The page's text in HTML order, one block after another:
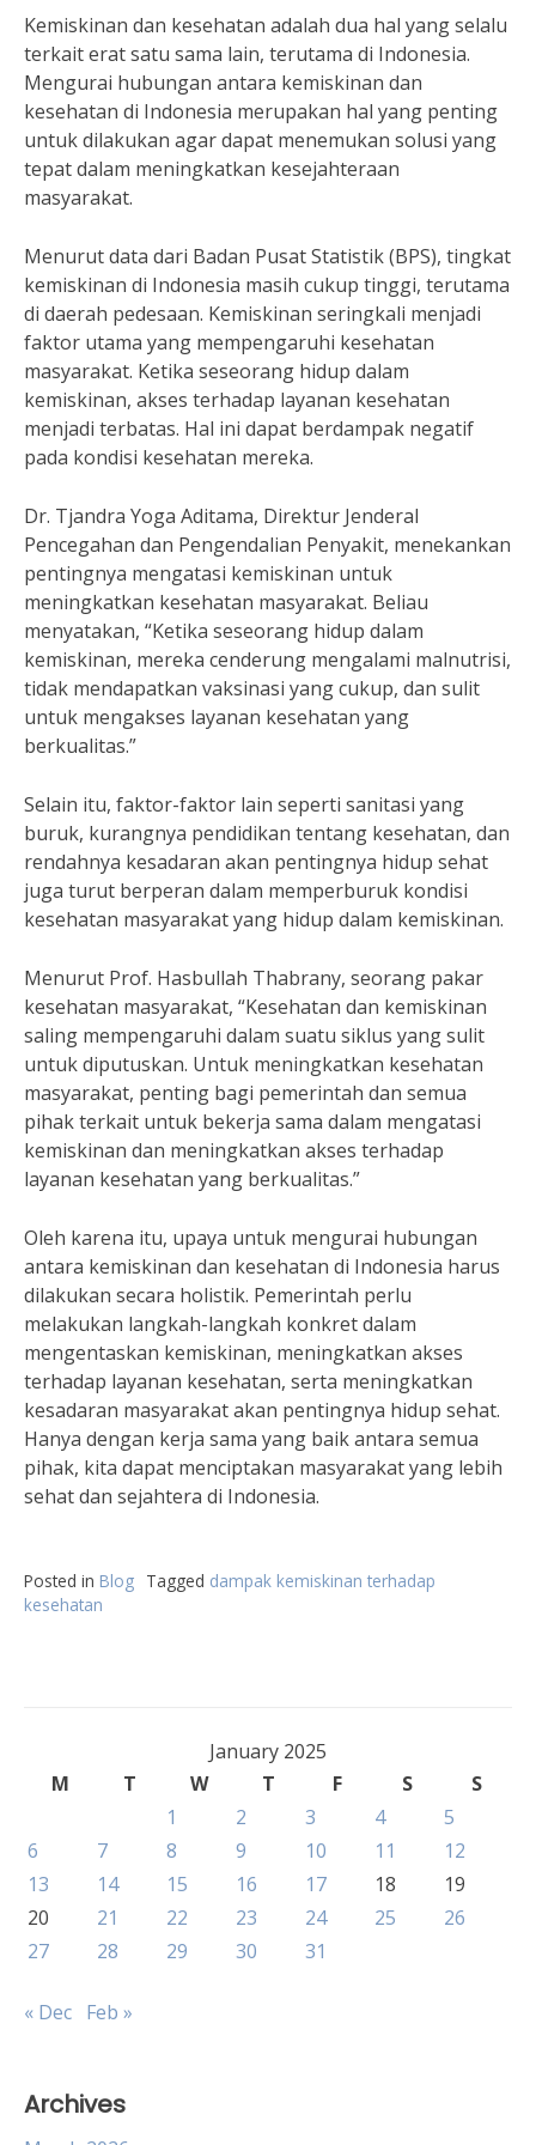
Kemiskinan dan kesehatan adalah dua hal yang selalu
terkait erat satu sama lain, terutama di Indonesia.
Mengurai hubungan antara kemiskinan dan
kesehatan di Indonesia merupakan hal yang penting
untuk dilakukan agar dapat menemukan solusi yang
tepat dalam meningkatkan kesejahteraan
masyarakat.
Menurut data dari Badan Pusat Statistik (BPS), tingkat
kemiskinan di Indonesia masih cukup tinggi, terutama
di daerah pedesaan. Kemiskinan seringkali menjadi
faktor utama yang mempengaruhi kesehatan
masyarakat. Ketika seseorang hidup dalam
kemiskinan, akses terhadap layanan kesehatan
menjadi terbatas. Hal ini dapat berdampak negatif
pada kondisi kesehatan mereka.
Dr. Tjandra Yoga Aditama, Direktur Jenderal
Pencegahan dan Pengendalian Penyakit, menekankan
pentingnya mengatasi kemiskinan untuk
meningkatkan kesehatan masyarakat. Beliau
menyatakan, “Ketika seseorang hidup dalam
kemiskinan, mereka cenderung mengalami malnutrisi,
tidak mendapatkan vaksinasi yang cukup, dan sulit
untuk mengakses layanan kesehatan yang
berkualitas.”
Selain itu, faktor-faktor lain seperti sanitasi yang
buruk, kurangnya pendidikan tentang kesehatan, dan
rendahnya kesadaran akan pentingnya hidup sehat
juga turut berperan dalam memperburuk kondisi
kesehatan masyarakat yang hidup dalam kemiskinan.
Menurut Prof. Hasbullah Thabrany, seorang pakar
kesehatan masyarakat, “Kesehatan dan kemiskinan
saling mempengaruhi dalam suatu siklus yang sulit
untuk diputuskan. Untuk meningkatkan kesehatan
masyarakat, penting bagi pemerintah dan semua
pihak terkait untuk bekerja sama dalam mengatasi
kemiskinan dan meningkatkan akses terhadap
layanan kesehatan yang berkualitas.”
Oleh karena itu, upaya untuk mengurai hubungan
antara kemiskinan dan kesehatan di Indonesia harus
dilakukan secara holistik. Pemerintah perlu
melakukan langkah-langkah konkret dalam
mengentaskan kemiskinan, meningkatkan akses
terhadap layanan kesehatan, serta meningkatkan
kesadaran masyarakat akan pentingnya hidup sehat.
Hanya dengan kerja sama yang baik antara semua
pihak, kita dapat menciptakan masyarakat yang lebih
sehat dan sejahtera di Indonesia.
Posted in Blog Tagged dampak kemiskinan terhadap
kesehatan
January 2025
M
T W T F S
S
1
2 3 4
5
6
7 8 9 10 11
12
13
14 15 16 17 18
19
20
21 22 23 24 25
26
27
28 29 30 31
« Dec Feb »
Archives